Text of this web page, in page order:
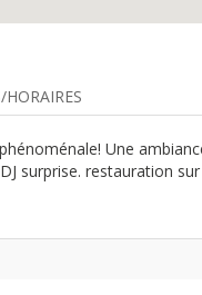
HORAIRES
Une
surprise. restauration